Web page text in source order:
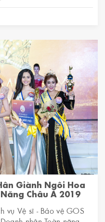
Giành Ngôi Hoa
Châu Á 2019
vụ Vệ sĩ - Bảo vệ GOS